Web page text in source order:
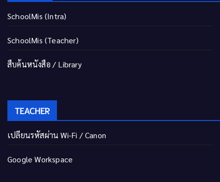
SchoolMis (Intra)
SchoolMis (Teacher)
สืบค้นหนังสือ / Library
TEACHER
เปลี่ยนรหัสผ่าน Wi-Fi / Canon
Google Workspace